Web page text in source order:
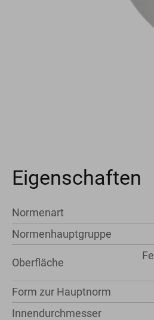
Eigenschaften
Normenart
Normenhauptgruppe
Oberfläche
Form zur Hauptnorm
Innendurchmesser